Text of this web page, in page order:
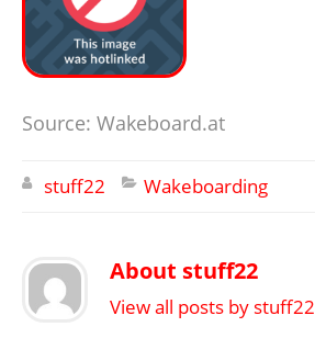
Source: Wakeboard.at
stuff22 Wakeboarding
About stuff22
View all posts by stuff22